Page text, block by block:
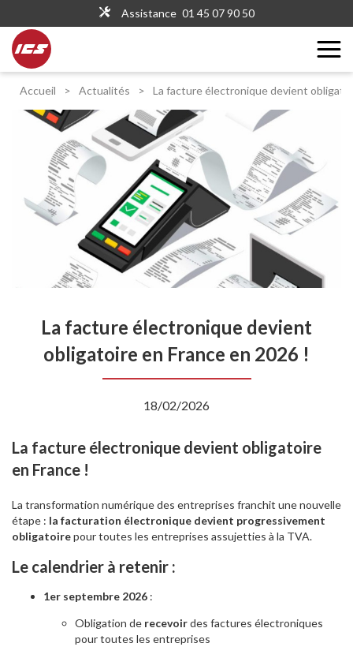
Assistance 01 45 07 90 50
Accueil > Actualités > La facture électronique devient
La facture électronique devient
obligatoire en France en 2026 !
18/02/2026
La facture électronique devient obligatoire
en France !
La transformation numérique des entreprises franchit une nouvelle
étape : la facturation électronique devient progressivement
obligatoirepour toutes les entreprises assujetties à la TVA.
Le calendrier à retenir :
1er septembre 2026 :
Obligation de recevoirdes factures électroniques
pour toutes les entreprises